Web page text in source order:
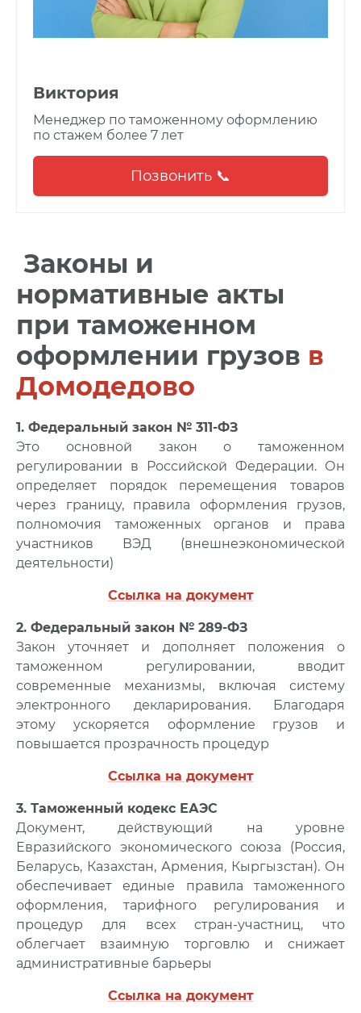
Виктория
Менеджер по таможенному оформлению
по стажем более 7 лет
Позвонить 📞
Законы и
нормативные акты
при таможенном
оформлении грузов в
Домодедово
1. Федеральный закон № 311-ФЗ
Это основной закон о таможенном
регулировании в Российской Федерации. Он
определяет порядок перемещения товаров
через границу, правила оформления грузов,
полномочия таможенных органов и права
участников ВЭД (внешнеэкономической
деятельности)
Ссылка на документ
2. Федеральный закон № 289-ФЗ
Закон уточняет и дополняет положения о
таможенном регулировании, вводит
современные механизмы, включая систему
электронного декларирования. Благодаря
этому ускоряется оформление грузов и
повышается прозрачность процедур
Ссылка на документ
3. Таможенный кодекс ЕАЭС
Документ, действующий на уровне
Евразийского экономического союза (Россия,
Беларусь, Казахстан, Армения, Кыргызстан). Он
обеспечивает единые правила таможенного
оформления, тарифного регулирования и
процедур для всех стран-участниц, что
облегчает взаимную торговлю и снижает
административные барьеры
Ссылка на документ